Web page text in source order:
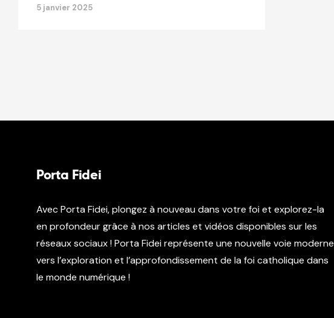
5 janvier 2025
Porta Fidei
Avec Porta Fidei, plongez à nouveau dans votre foi et explorez-la
en profondeur grâce à nos articles et vidéos disponibles sur les
réseaux sociaux ! Porta Fidei représente une nouvelle voie moderne
vers l’exploration et l’approfondissement de la foi catholique dans
le monde numérique !